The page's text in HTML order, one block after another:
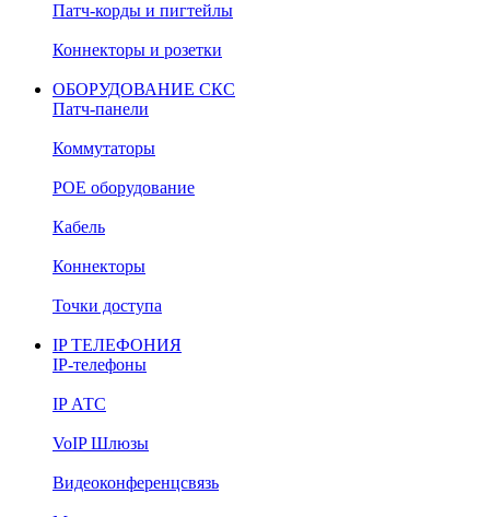
Патч-корды и пигтейлы
Коннекторы и розетки
ОБОРУДОВАНИЕ СКС
Патч-панели
Коммутаторы
POE оборудование
Кабель
Коннекторы
Точки доступа
IP ТЕЛЕФОНИЯ
IP-телефоны
IP АТС
VoIP Шлюзы
Видеоконференцсвязь